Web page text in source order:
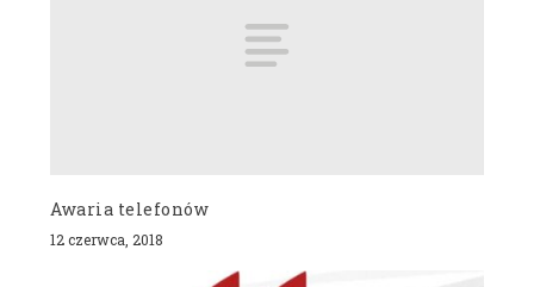
Awaria telefonów
12 czerwca, 2018